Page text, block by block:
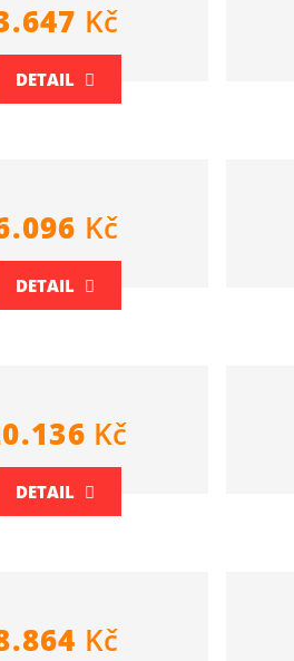
Kč
DETAIL
Kč
DETAIL
Kč
DETAIL
Kč